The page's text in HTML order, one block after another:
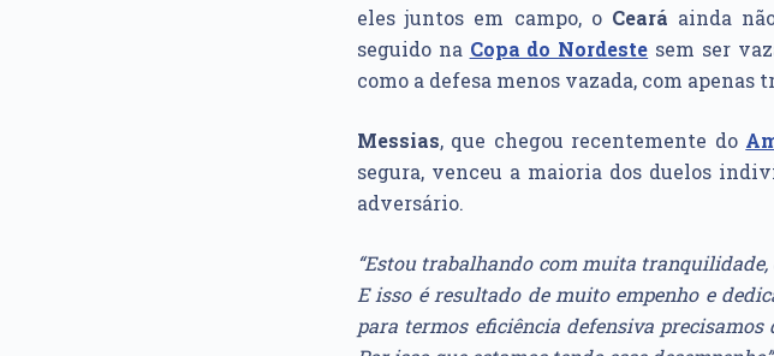
eles juntos em campo, o Ceará ainda
seguido na Copa do Nordeste sem ser
como a defesa menos vazada, com apenas
Messias, que chegou recentemente do
segura, venceu a maioria dos duelos
adversário.
“Estou trabalhando com muita
E isso é resultado de muito empenho e
para termos eficiência defensiva